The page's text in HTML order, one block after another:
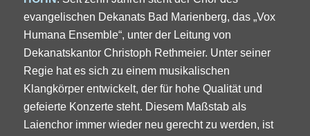
evangelischen Dekanats Bad Marienberg, das „Vox
Humana Ensemble“, unter der Leitung von
Dekanatskantor Christoph Rethmeier. Unter seiner
Regie hat es sich zu einem musikalischen
Klangkörper entwickelt, der für hohe Qualität und
gefeierte Konzerte steht. Diesem Maßstab als
Laienchor immer wieder neu gerecht zu werden, ist